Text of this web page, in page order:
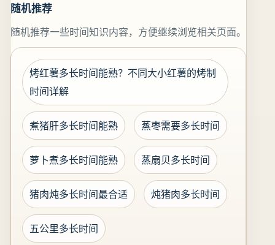
随机推荐
随机推荐一些时间知识内容，方便继续浏览相关页面。
烤红薯多长时间能熟？不同大小红薯的烤制
时间详解
煮猪肝多长时间能熟 蒸枣需要多长时间
萝卜煮多长时间能熟 蒸扇贝多长时间
猪肉炖多长时间最合适 炖猪肉多长时间
五公里多长时间